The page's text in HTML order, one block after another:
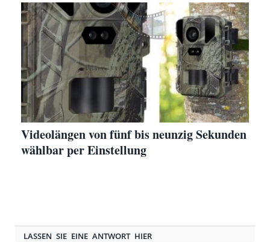
Videolängen von fünf bis neunzig Sekunden
wählbar per Einstellung
LASSEN SIE EINE ANTWORT HIER